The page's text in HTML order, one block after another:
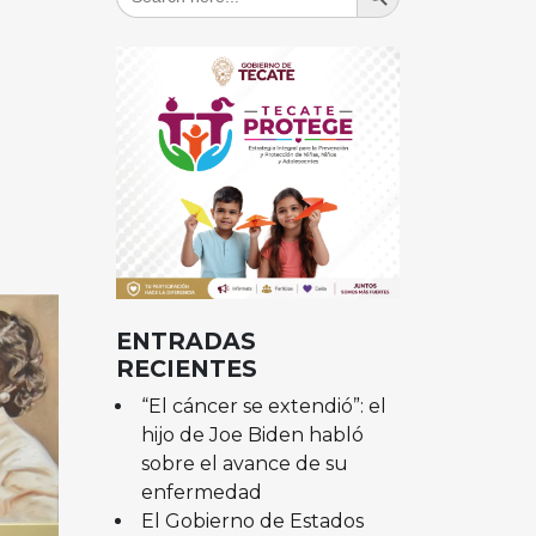
ENTRADAS
RECIENTES
“El cáncer se extendió”: el
hijo de Joe Biden habló
sobre el avance de su
enfermedad
El Gobierno de Estados